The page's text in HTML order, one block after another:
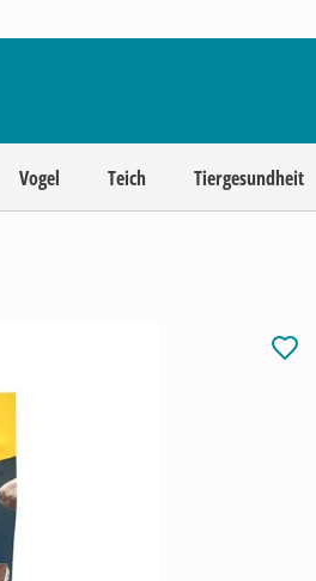
Vogel Teich Tiergesundheit